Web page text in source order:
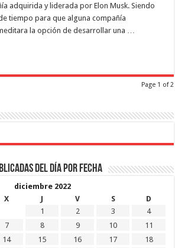
adquirida y liderada por Elon Musk. Siendo
tiempo para que alguna compañía
la opción de desarrollar una …
Page 1 of 2
del día por fecha
diciembre 2022
X J V S
D
1
2 3
4
7 8 9 10
11
14 15 16 17
18